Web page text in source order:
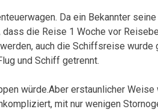
Da ein Bekannter
die Reise 1 Woche vor
auch die Schiffsreise wurde
und Schiff getrennt.
würde.Aber erstaunlicher
mit nur wenigen